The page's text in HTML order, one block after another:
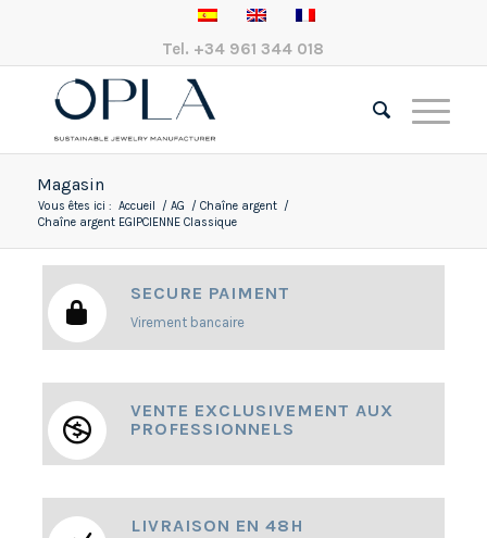
Tel. +34 961 344 018
Magasin
Vous êtes ici : Accueil / AG / Chaîne argent /
Chaîne argent EGIPCIENNE Classique
SECURE PAIMENT
Virement bancaire
VENTE EXCLUSIVEMENT AUX
PROFESSIONNELS
LIVRAISON EN 48H